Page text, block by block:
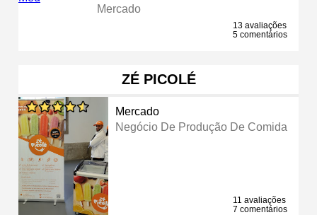
Mercado
13 avaliações
5 comentários
ZÉ PICOLÉ
Mercado
Negócio De Produção De Comida
11 avaliações
7 comentários